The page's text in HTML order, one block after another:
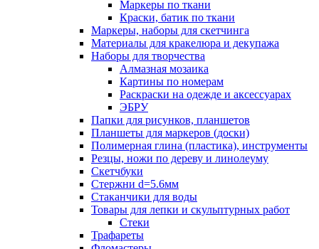
Маркеры по ткани
Краски, батик по ткани
Маркеры, наборы для скетчинга
Материалы для кракелюра и декупажа
Наборы для творчества
Алмазная мозаика
Картины по номерам
Раскраски на одежде и аксессуарах
ЭБРУ
Папки для рисунков, планшетов
Планшеты для маркеров (доски)
Полимерная глина (пластика), инструменты
Резцы, ножи по дереву и линолеуму
Скетчбуки
Стержни d=5.6мм
Стаканчики для воды
Товары для лепки и скульптурных работ
Стеки
Трафареты